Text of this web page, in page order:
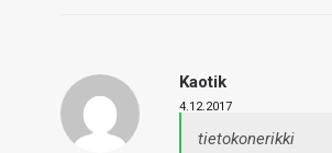
Kaotik
4.12.2017
tietokonerikki